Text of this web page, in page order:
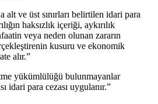
ve üst sınırları belirtilen idari para
haksızlık içeriği, aykırılık
veya neden olunan zararın
kusuru ve ekonomik
alır.”
yükümlülüğü bulunmayanlar
idari para cezası uygulanır.”